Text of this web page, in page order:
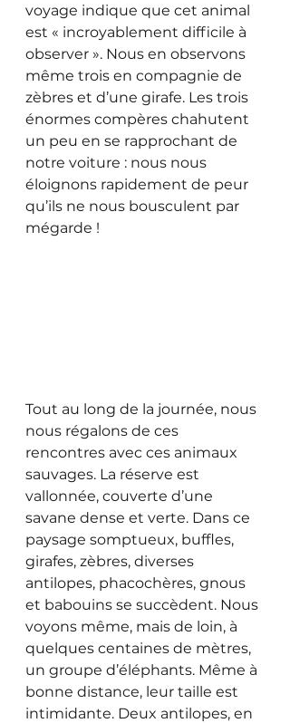
voyage indique que cet animal
est « incroyablement difficile à
observer ». Nous en observons
même trois en compagnie de
zèbres et d’une girafe. Les trois
énormes compères chahutent
un peu en se rapprochant de
notre voiture : nous nous
éloignons rapidement de peur
qu’ils ne nous bousculent par
mégarde !
Tout au long de la journée, nous
nous régalons de ces
rencontres avec ces animaux
sauvages. La réserve est
vallonnée, couverte d’une
savane dense et verte. Dans ce
paysage somptueux, buffles,
girafes, zèbres, diverses
antilopes, phacochères, gnous
et babouins se succèdent. Nous
voyons même, mais de loin, à
quelques centaines de mètres,
un groupe d’éléphants. Même à
bonne distance, leur taille est
intimidante. Deux antilopes, en